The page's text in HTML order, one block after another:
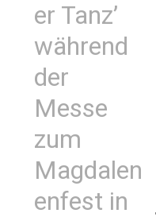
er Tanz’
während
der
Messe
zum
Magdalen
enfest in